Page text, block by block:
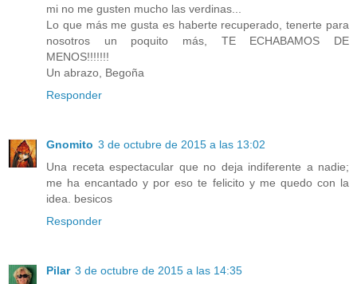
mi no me gusten mucho las verdinas...
Lo que más me gusta es haberte recuperado, tenerte para
nosotros un poquito más, TE ECHABAMOS DE
MENOS!!!!!!!
Un abrazo, Begoña
Responder
Gnomito 3 de octubre de 2015 a las 13:02
Una receta espectacular que no deja indiferente a nadie;
me ha encantado y por eso te felicito y me quedo con la
idea. besicos
Responder
Pilar 3 de octubre de 2015 a las 14:35